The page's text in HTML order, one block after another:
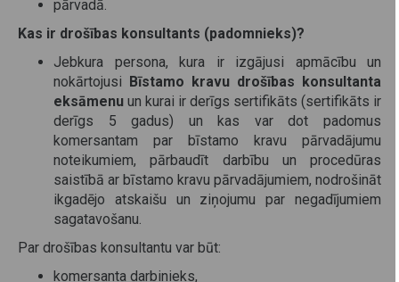
pārvadā.
Kas ir drošības konsultants (padomnieks)?
Jebkura persona, kura ir izgājusi apmācību un
nokārtojusi
Bīstamo kravu drošības konsultanta
eksāmenu un kurai ir derīgs sertifikāts (sertifikāts ir
derīgs 5 gadus) un kas var dot padomus
komersantam par bīstamo kravu pārvadājumu
noteikumiem, pārbaudīt darbību un procedūras
saistībā ar bīstamo kravu pārvadājumiem, nodrošināt
ikgadējo atskaišu un ziņojumu par negadījumiem
sagatavošanu.
Par drošības konsultantu var būt:
komersanta darbinieks,